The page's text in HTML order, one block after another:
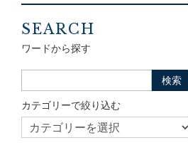
SEARCH
ワードから探す
カテゴリーで絞り込む